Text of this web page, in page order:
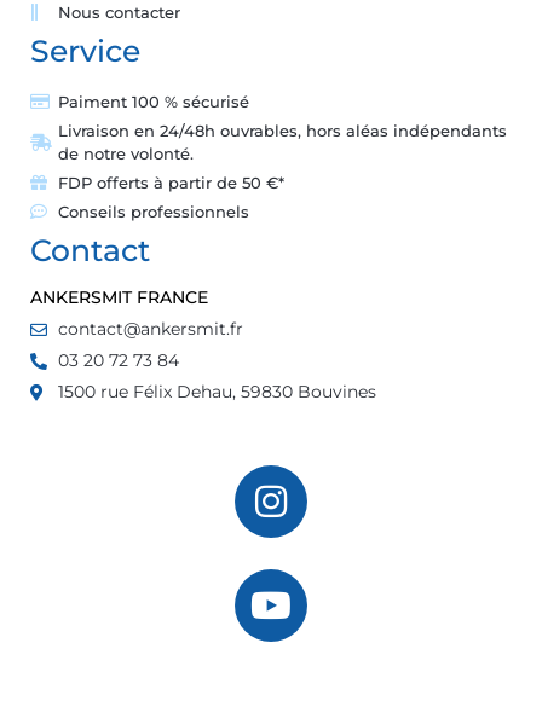
Nous contacter
Service
Paiment 100 % sécurisé
Livraison en 24/48h ouvrables, hors aléas indépendants
de notre volonté.
FDP offerts à partir de 50 €*
Conseils professionnels
Contact
ANKERSMIT FRANCE
contact@ankersmit.fr
03 20 72 73 84
1500 rue Félix Dehau, 59830 Bouvines